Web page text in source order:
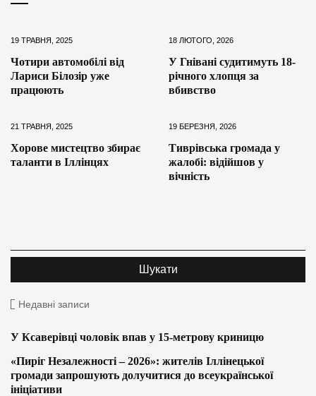
19 ТРАВНЯ, 2025
Чотири автомобілі від
Лариси Білозір уже
працюють
18 ЛЮТОГО, 2026
У Гнівані судитимуть 18-
річного хлопця за
вбивство
21 ТРАВНЯ, 2025
Хорове мистецтво збирає
таланти в Іллінцях
19 БЕРЕЗНЯ, 2026
Тиврівська громада у
жалобі: відійшов у
вічність
Недавні записи
У Ксаверівці чоловік впав у 15-метрову криницю
«Пиріг Незалежності – 2026»: жителів Іллінецької
громади запрошують долучитися до всеукраїнської
ініціативи